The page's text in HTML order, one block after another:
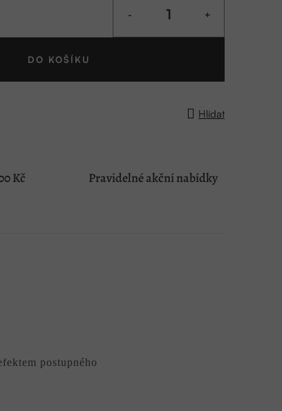
DO KOŠÍKU
Hlídat
Kč Pravidelné akční nabídky
postupného